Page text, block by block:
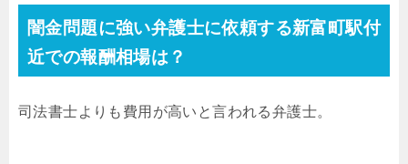
闇金問題に強い弁護士に依頼する新富町駅付
近での報酬相場は？
司法書士よりも費用が高いと言われる弁護士。